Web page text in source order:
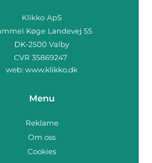
web: www.klikko.dk
Menu
Reklame
Om oss
Cookies